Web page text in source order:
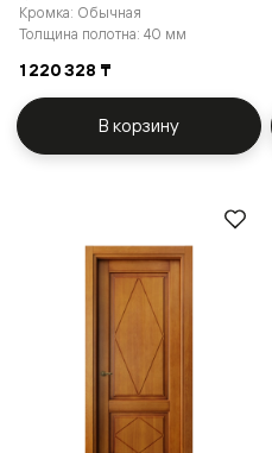
Кромка: Обычная
Толщина полотна: 40 мм
1 220 328 ₸
В корзину